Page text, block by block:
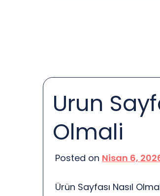
Urun
Olmali
Posted on Nisan 6,
Ürün Sayfası Nasıl